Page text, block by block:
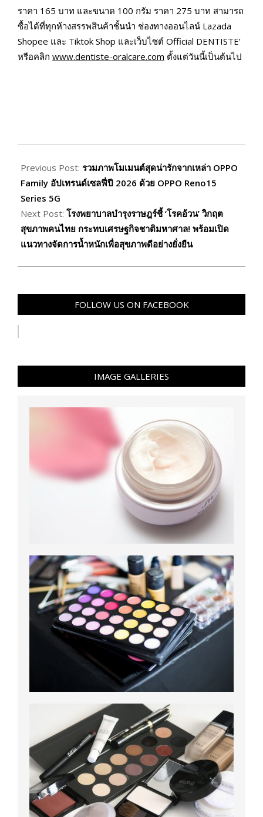
ราคา 165 บาท และขนาด 100 กรัม ราคา 275 บาท สามารถ
ซื้อได้ที่ทุกห้างสรรพสินค้าชั้นนำ ช่องทางออนไลน์ Lazada
Shopee และ Tiktok Shop และเว็บไซต์ Official DENTISTE’
หรือคลิก www.dentiste-oralcare.com ตั้งแต่วันนี้เป็นต้นไป
01-
21
Previous Post: รวมภาพโมเมนต์สุดน่ารักจากเหล่า OPPO
Family อัปเทรนด์เซลฟี่ปี 2026 ด้วย OPPO Reno15
Series 5G
Next Post: โรงพยาบาลบำรุงราษฎร์ชี้ ‘โรคอ้วน’ วิกฤต
สุขภาพคนไทย กระทบเศรษฐกิจชาติมหาศาล! พร้อมเปิด
แนวทางจัดการน้ำหนักเพื่อสุขภาพดีอย่างยั่งยืน
FOLLOW US ON FACEBOOK
IMAGE GALLERIES